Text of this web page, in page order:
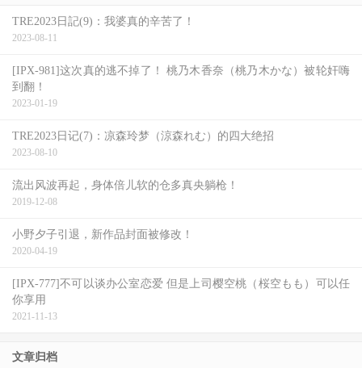
TRE2023日記(9)：我婆真的辛苦了！
2023-08-11
[IPX-981]这次真的逃不掉了！ 桃乃木香奈（桃乃木かな）被轮奸嗨
到翻！
2023-01-19
TRE2023日记(7)：凉森玲梦（涼森れむ）的四大绝招
2023-08-10
流出风波再起，身体倍儿软的仓多真央躺枪！
2019-12-08
小野夕子引退，新作品封面被修改！
2020-04-19
[IPX-777]不可以谈办公室恋爱 但是上司樱空桃（桜空もも）可以任
你享用
2021-11-13
文章归档